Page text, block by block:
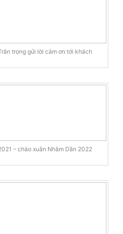
trọng gửi lời cảm ơn tới khách
– chào xuân Nhâm Dần 2022